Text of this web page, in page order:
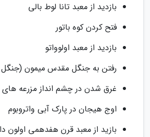
بازدید از معبد تانا لوط بالی
فتح کردن کوه باتور
بازدید از معبد اولوواتو
رفتن به جنگل مقدس میمون (جنگل
غرق شدن در چشم انداز مزرعه های
اوج هیجان در پارک آبی واتروبوم
بازید از معبد قرن هفدهمی اولون